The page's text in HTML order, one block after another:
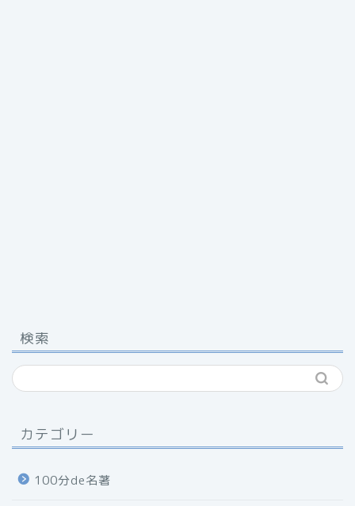
検索
カテゴリー
100分de名著